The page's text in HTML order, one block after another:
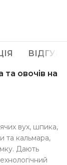
та овочів на
вух, шпика,
та кальмара,
Дають